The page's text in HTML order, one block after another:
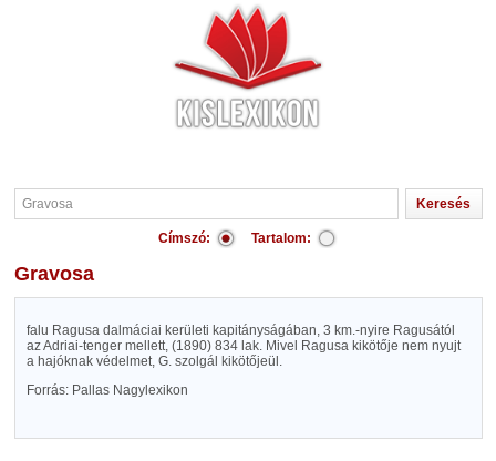
Címszó: Tartalom:
Gravosa
falu Ragusa dalmáciai kerületi kapitányságában, 3 km.-nyire Ragusától
az Adriai-tenger mellett, (1890) 834 lak. Mivel Ragusa kikötője nem nyujt
a hajóknak védelmet, G. szolgál kikötőjeül.
Forrás: Pallas Nagylexikon